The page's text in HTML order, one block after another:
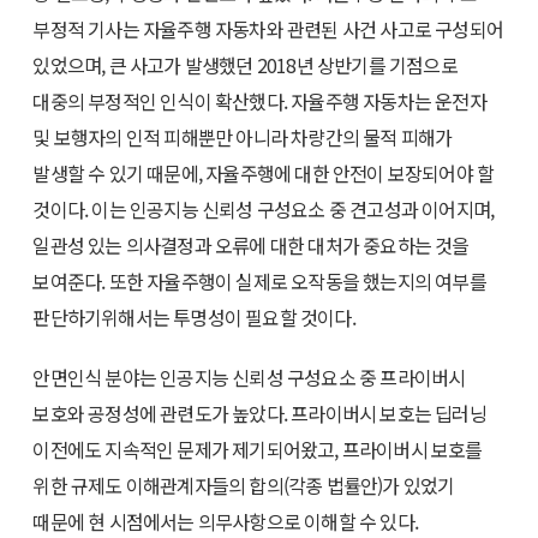
부정적 기사는 자율주행 자동차와 관련된 사건 사고로 구성되어
있었으며, 큰 사고가 발생했던 2018년 상반기를 기점으로
대중의 부정적인 인식이 확산했다. 자율주행 자동차는 운전자
및 보행자의 인적 피해뿐만 아니라 차량간의 물적 피해가
발생할 수 있기 때문에, 자율주행에 대한 안전이 보장되어야 할
것이다. 이는 인공지능 신뢰성 구성요소 중 견고성과 이어지며,
일관성 있는 의사결정과 오류에 대한 대처가 중요하는 것을
보여준다. 또한 자율주행이 실제로 오작동을 했는지의 여부를
판단하기위해서는 투명성이 필요할 것이다.
안면인식 분야는 인공지능 신뢰성 구성요소 중 프라이버시
보호와 공정성에 관련도가 높았다. 프라이버시 보호는 딥러닝
이전에도 지속적인 문제가 제기되어왔고, 프라이버시 보호를
위한 규제도 이해관계자들의 합의(각종 법률안)가 있었기
때문에 현 시점에서는 의무사항으로 이해할 수 있다.